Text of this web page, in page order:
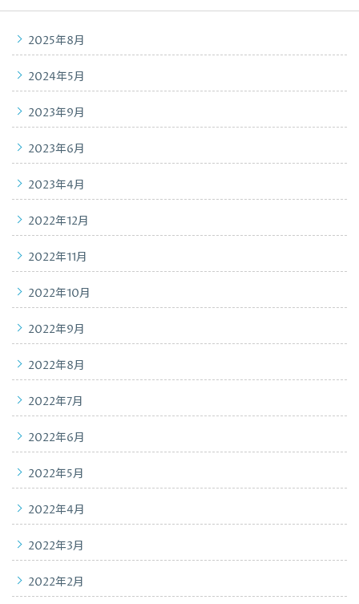
2025年8月
2024年5月
2023年9月
2023年6月
2023年4月
2022年12月
2022年11月
2022年10月
2022年9月
2022年8月
2022年7月
2022年6月
2022年5月
2022年4月
2022年3月
2022年2月